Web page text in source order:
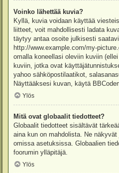
Voinko lähettää kuvia?
Kyllä, kuvia voidaan käyttää
liitteet, voit mahdollisesti ladata
täytyy antaa osoite julkisesti
http://www.example.com/my-
omalla koneellasi oleviin kuviin
kuviin, jotka ovat
yahoo sähköpostilaatikot,
Näyttääksesi kuvan, käytä
Ylös
Mitä ovat globaalit tiedotteet?
Globaalit tiedotteet sisältävät
aina kun on mahdolista. Ne
omissa asetuksissa. Globaalien
foorumin ylläpitäjä.
Ylös